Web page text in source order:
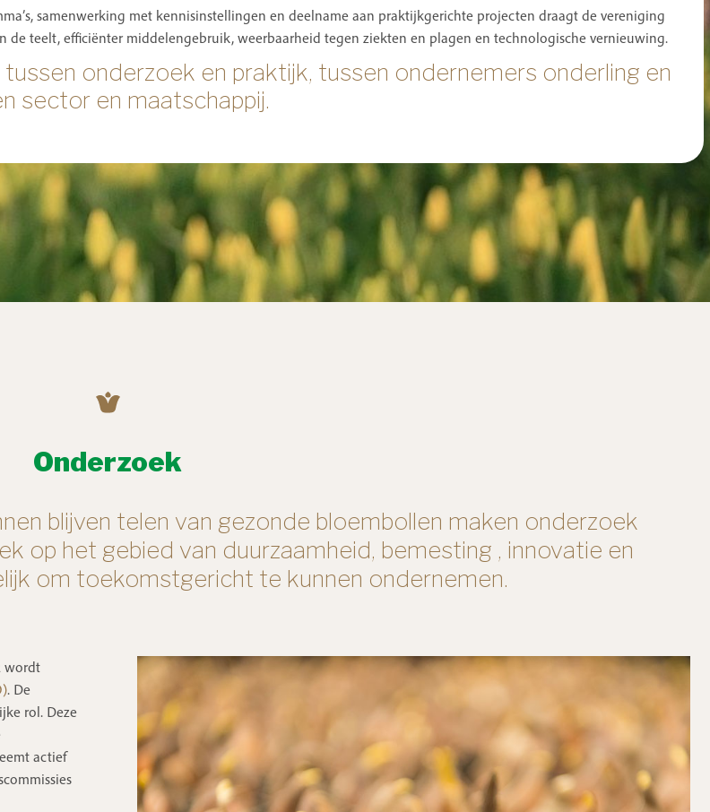
samenwerking met kennisinstellingen en deelname aan praktijkgerichte projecten draagt de vereniging
teelt, efficiënter middelengebruik, weerbaarheid tegen ziekten en plagen en technologische vernieuwing.
onderzoek en praktijk, tussen ondernemers onderling en
sector en maatschappij.
Onderzoek
blijven telen van gezonde bloembollen maken onderzoek
op het gebied van duurzaamheid, bemesting , innovatie en
om toekomstgericht te kunnen ondernemen.
wordt
. De
rol. Deze
actief